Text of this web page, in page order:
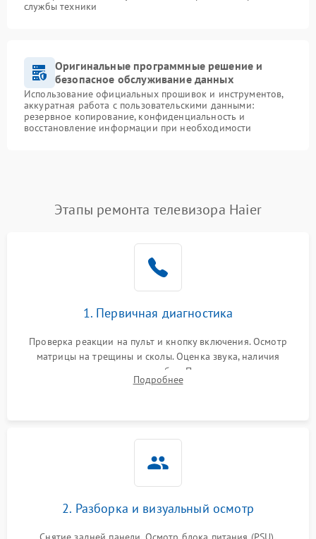
службы техники
Оригинальные программные решение и
безопасное обслуживание данных
Использование официальных прошивок и инструментов,
аккуратная работа с пользовательскими данными:
резервное копирование, конфиденциальность и
восстановление информации при необходимости
Этапы ремонта телевизора Haier
1. Первичная диагностика
Проверка реакции на пульт и кнопку включения. Осмотр
матрицы на трещины и сколы. Оценка звука, наличия
подсветки и индикаторов ошибок. Подключение тестовых
источников сигнала для выявления симптомов поломки.
Подробнее
2. Разборка и визуальный осмотр